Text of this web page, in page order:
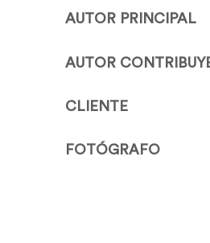
AUTOR PRINCIPAL
AUTOR
CLIENTE
FOTÓGRAFO